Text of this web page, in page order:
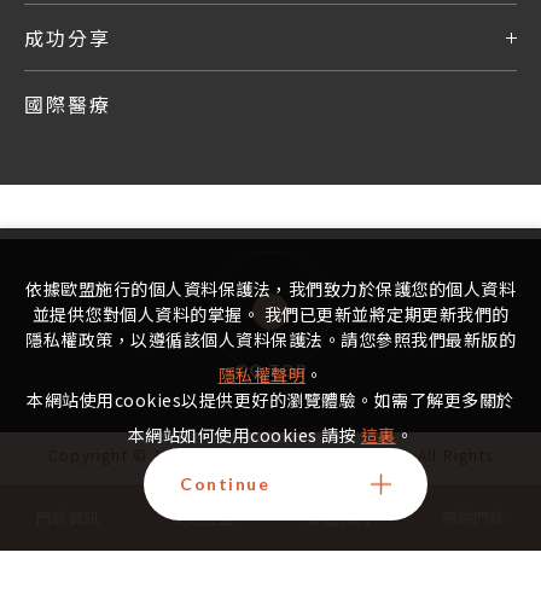
成功分享
國際醫療
GO TOP
Copyright © 2022 - 2025 宏其生基國際生殖中心 All Rights
禁止任何網際網路服務業者轉錄本中心的資訊內容供人點閱
Design By iBest
交通位置 聯絡我們
依據歐盟施行的個人資料保護法，我們致力於保護您的個人資料
並提供您對個人資料的掌握。 我們已更新並將定期更新我們的
隱私權政策，以遵循該個人資料保護法。請您參照我們最新版的
隱私權聲明 。
本網站使用cookies以提供更好的瀏覽體驗。如需了解更多關於
本網站如何使用cookies 請按這裏。
Continue